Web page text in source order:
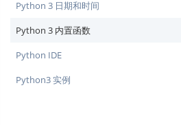
Python 3 日期和时间
Python 3 内置函数
Python IDE
Python3 实例